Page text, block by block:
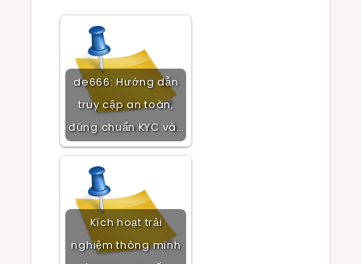
de666: Hướng dẫn
truy cập an toàn,
đúng chuẩn KYC và…
Kích hoạt trải
nghiệm thông minh